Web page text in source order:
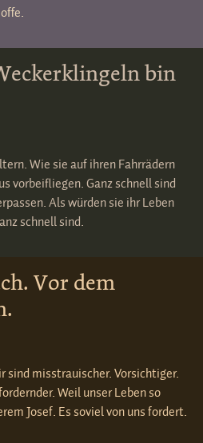
bin
Wie sie auf ihren Fahrrädern
vorbeifliegen. Ganz schnell sind
Als würden sie ihr Leben
schnell sind.
Vor dem
sind misstrauischer. Vorsichtiger.
Weil unser Leben so
Josef. Es soviel von uns fordert.